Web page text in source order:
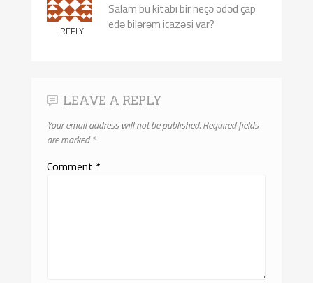
REPLY
Salam bu kitabı bir neçə ədəd çap
edə bilərəm icazəsi var?
LEAVE A REPLY
Your email address will not be published.Required fields
are marked*
Comment *